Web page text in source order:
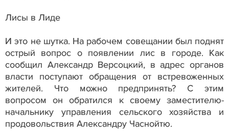
Лисы в Лиде
И это не шутка. На рабочем совещании был поднят
острый вопрос о появлении лис в городе. Как
сообщил Александр Версоцкий, в адрес органов
власти поступают обращения от встревоженных
жителей. Что можно предпринять? С этим
вопросом он обратился к своему заместителю-
начальнику управления сельского хозяйства и
продовольствия Александру Часнойтю.